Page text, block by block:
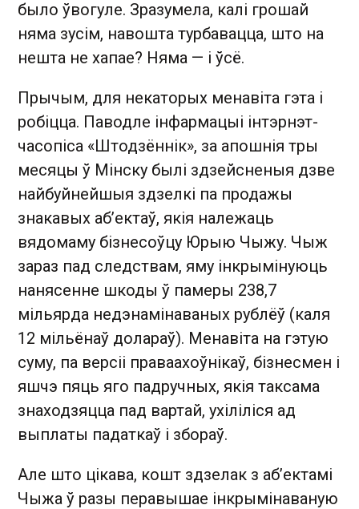
было ўвогуле. Зразумела, калі грошай
няма зусім, навошта турбавацца, што на
нешта не хапае? Няма — і ўсё.
Прычым, для некаторых менавіта гэта і
робіцца. Паводле інфармацыі інтэрнэт-
часопіса «Штодзённік», за апошнія тры
месяцы ў Мінску былі здзейсненыя дзве
найбуйнейшыя здзелкі па продажы
знакавых аб’ектаў, якія належаць
вядомаму бізнесоўцу Юрыю Чыжу. Чыж
зараз пад следствам, яму інкрымінуюць
нанясенне шкоды ў памеры 238,7
мільярда недэнамінаваных рублёў (каля
12 мільёнаў долараў). Менавіта на гэтую
суму, па версіі праваахоўнікаў, бізнесмен і
яшчэ пяць яго падручных, якія таксама
знаходзяцца пад вартай, ухіліліся ад
выплаты падаткаў і збораў.
Але што цікава, кошт здзелак з аб’ектамі
Чыжа ў разы перавышае інкрымінаваную